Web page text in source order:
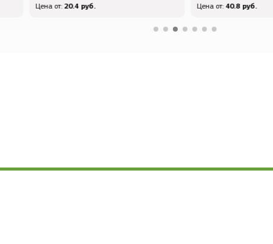
Цена от:20.4 руб.
Цена от:40.8 руб.